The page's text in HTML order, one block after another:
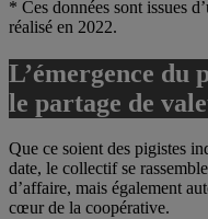
* Ces données sont issues
réalisé en 2022.
L’émergence
le partage de
Que ce soient des pigistes
date, le collectif se
d’affaire, mais également
cœur de la coopérative.